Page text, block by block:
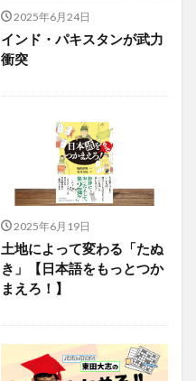
2025年6月24日
インド・パキスタンが武力
衝突
2025年6月19日
土地によって変わる「たぬ
き」【日本語をもっとつか
まえろ！】